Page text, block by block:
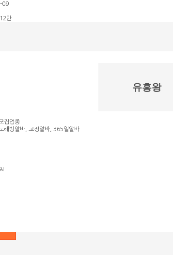
09
만
유흥왕
집업종
래방알바, 고정알바, 365일알바